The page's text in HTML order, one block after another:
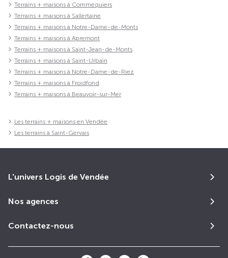
Terrains + maisons à Commequiers
Terrains + maisons à Sallertaine
Terrains + maisons à Notre-Dame-de-Monts
Terrains + maisons à Apremont
Terrains + maisons à Saint-Jean-de-Monts
Terrains + maisons à Saint-Urbain
Terrains + maisons à Notre-Dame-de-Riez
Terrains + maisons à Froidfond
Terrains + maisons à Beauvoir-sur-Mer
Les terrains + maisons en Vendée
Les terrains à Saint-Gervais
L'univers Logis de Vendée
Nos agences
Contactez-nous